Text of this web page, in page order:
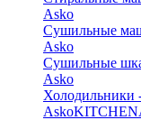
Asko
Сушильные
Asko
Сушильные
Asko
Холодильники
Asko